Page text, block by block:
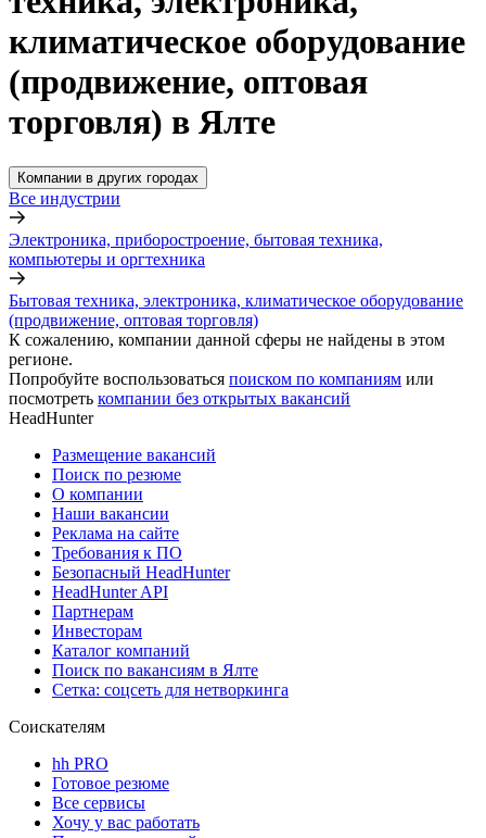
климатическое оборудование
(продвижение, оптовая
торговля) в Ялте
Компании в других городах
Все индустрии
Электроника, приборостроение, бытовая техника,
компьютеры и оргтехника
Бытовая техника, электроника, климатическое оборудование
(продвижение, оптовая торговля)
К сожалению, компании данной сферы не найдены в этом
регионе.
Попробуйте воспользоваться поиском по компаниям или
посмотреть компании без открытых вакансий
HeadHunter
Размещение вакансий
Поиск по резюме
О компании
Наши вакансии
Реклама на сайте
Требования к ПО
Безопасный HeadHunter
HeadHunter API
Партнерам
Инвесторам
Каталог компаний
Поиск по вакансиям в Ялте
Сетка: соцсеть для нетворкинга
Соискателям
hh PRO
Готовое резюме
Все сервисы
Хочу у вас работать